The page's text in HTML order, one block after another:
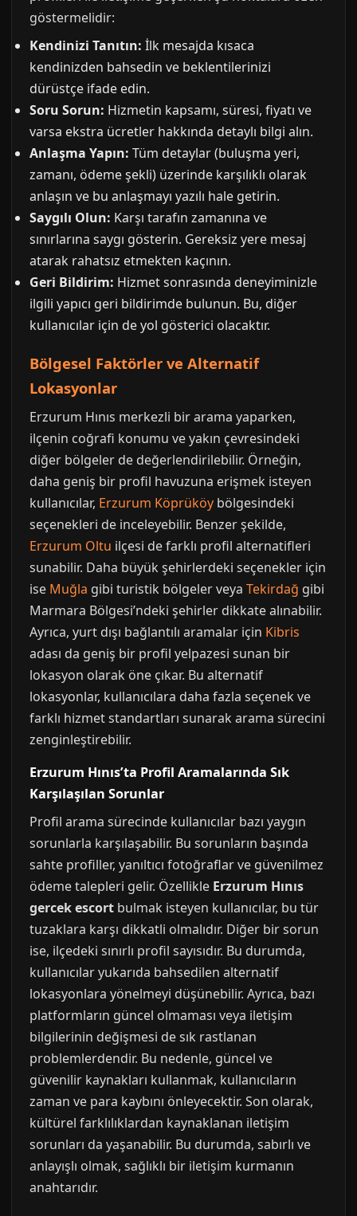
göstermelidir:
Kendinizi Tanıtın: İlk mesajda kısaca
kendinizden bahsedin ve beklentilerinizi
dürüstçe ifade edin.
Soru Sorun: Hizmetin kapsamı, süresi, fiyatı ve
varsa ekstra ücretler hakkında detaylı bilgi alın.
Anlaşma Yapın: Tüm detaylar (buluşma yeri,
zamanı, ödeme şekli) üzerinde karşılıklı olarak
anlaşın ve bu anlaşmayı yazılı hale getirin.
Saygılı Olun: Karşı tarafın zamanına ve
sınırlarına saygı gösterin. Gereksiz yere mesaj
atarak rahatsız etmekten kaçının.
Geri Bildirim: Hizmet sonrasında deneyiminizle
ilgili yapıcı geri bildirimde bulunun. Bu, diğer
kullanıcılar için de yol gösterici olacaktır.
Bölgesel Faktörler ve Alternatif
Lokasyonlar
Erzurum Hınıs merkezli bir arama yaparken,
ilçenin coğrafi konumu ve yakın çevresindeki
diğer bölgeler de değerlendirilebilir. Örneğin,
daha geniş bir profil havuzuna erişmek isteyen
kullanıcılar, Erzurum Köprüköy bölgesindeki
seçenekleri de inceleyebilir. Benzer şekilde,
Erzurum Oltu ilçesi de farklı profil alternatifleri
sunabilir. Daha büyük şehirlerdeki seçenekler için
ise Muğla gibi turistik bölgeler veya Tekirdağ gibi
Marmara Bölgesi’ndeki şehirler dikkate alınabilir.
Ayrıca, yurt dışı bağlantılı aramalar için Kibris
adası da geniş bir profil yelpazesi sunan bir
lokasyon olarak öne çıkar. Bu alternatif
lokasyonlar, kullanıcılara daha fazla seçenek ve
farklı hizmet standartları sunarak arama sürecini
zenginleştirebilir.
Erzurum Hınıs’ta Profil Aramalarında Sık
Karşılaşılan Sorunlar
Profil arama sürecinde kullanıcılar bazı yaygın
sorunlarla karşılaşabilir. Bu sorunların başında
sahte profiller, yanıltıcı fotoğraflar ve güvenilmez
ödeme talepleri gelir. Özellikle Erzurum Hınıs
gercek escort bulmak isteyen kullanıcılar, bu tür
tuzaklara karşı dikkatli olmalıdır. Diğer bir sorun
ise, ilçedeki sınırlı profil sayısıdır. Bu durumda,
kullanıcılar yukarıda bahsedilen alternatif
lokasyonlara yönelmeyi düşünebilir. Ayrıca, bazı
platformların güncel olmaması veya iletişim
bilgilerinin değişmesi de sık rastlanan
problemlerdendir. Bu nedenle, güncel ve
güvenilir kaynakları kullanmak, kullanıcıların
zaman ve para kaybını önleyecektir. Son olarak,
kültürel farklılıklardan kaynaklanan iletişim
sorunları da yaşanabilir. Bu durumda, sabırlı ve
anlayışlı olmak, sağlıklı bir iletişim kurmanın
anahtarıdır.